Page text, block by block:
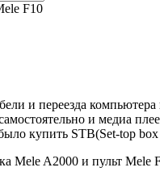
F10
и переезда
и медиа
купить STB(Set-top
Mele A2000 и пульт Mele